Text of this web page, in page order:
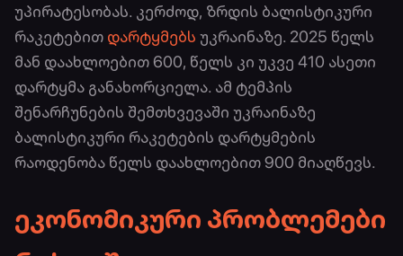
უპირატესობას. კერძოდ, ზრდის ბალისტიკური
რაკეტებით დარტყმებს უკრაინაზე. 2025 წელს
მან დაახლოებით 600, წელს კი უკვე 410 ასეთი
დარტყმა განახორციელა. ამ ტემპის
შენარჩუნების შემთხვევაში უკრაინაზე
ბალისტიკური რაკეტების დარტყმების
რაოდენობა წელს დაახლოებით 900 მიაღწევს.
ეკონომიკური პრობლემები